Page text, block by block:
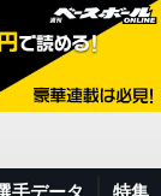
手データ 特集